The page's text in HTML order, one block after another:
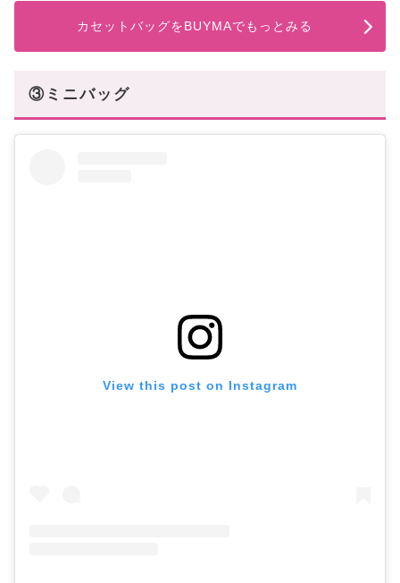
カセットバッグをBUYMAでもっとみる
③ミニバッグ
View this post on Instagram